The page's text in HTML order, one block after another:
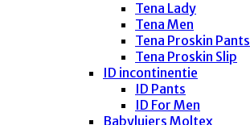
Tena Lady
Tena Men
Tena Proskin Pants
Tena Proskin Slip
ID incontinentie
ID Pants
ID For Men
Babyluiers Moltex